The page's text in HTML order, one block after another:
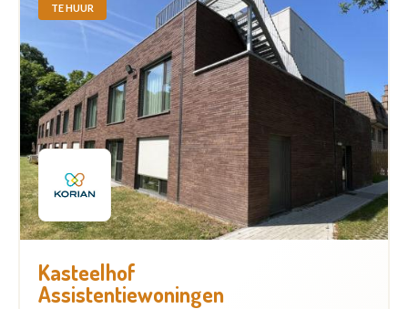
TE HUUR
Kasteelhof
Assistentiewoningen